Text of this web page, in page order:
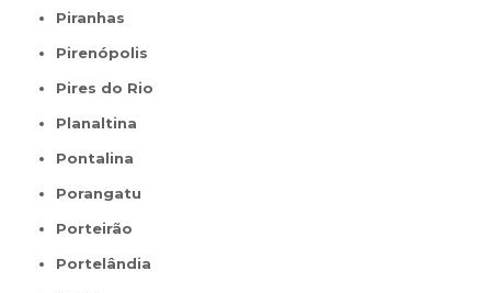
Piranhas
Pirenópolis
Pires do Rio
Planaltina
Pontalina
Porangatu
Porteirão
Portelândia